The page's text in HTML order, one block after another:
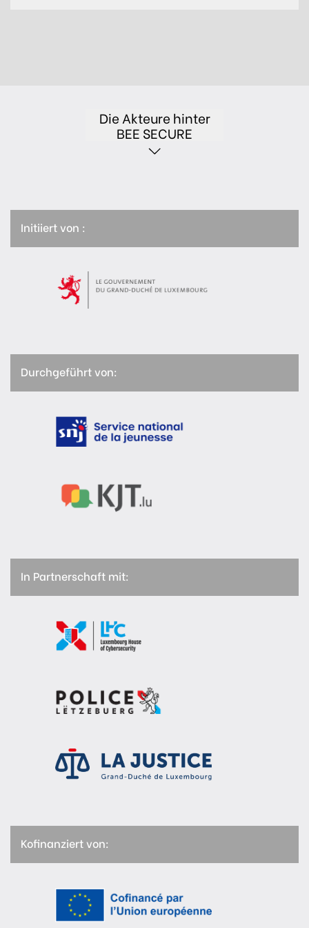
Die Akteure hinter
BEE SECURE
Initiiert von :
Durchgeführt von:
In Partnerschaft mit:
Kofinanziert von: